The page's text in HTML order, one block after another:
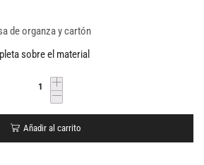
de organza y cartón
sobre el material
Añadir al carrito